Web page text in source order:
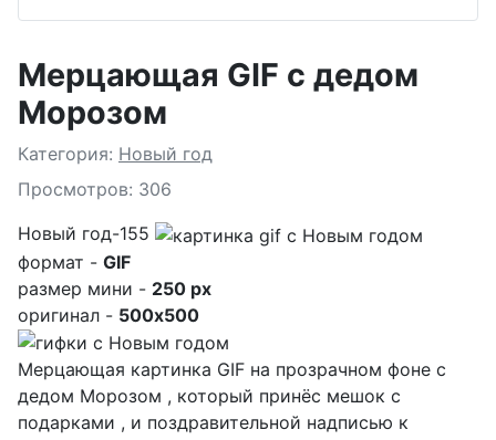
Мерцающая GIF с дедом
Морозом
Подробности
Категория: Новый год
Просмотров: 306
Новый год-155
формат - GIF
размер мини - 250 px
оригинал - 500x500
Мерцающая картинка GIF на прозрачном фоне с
дедом Морозом , который принёс мешок с
подарками , и поздравительной надписью к